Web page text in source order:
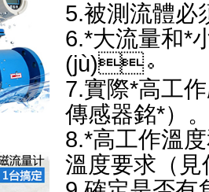
5.被測流體必
6.*大流量和*
(jù)。
7.實際*高工
傳感器銘*）
8.*高工作溫
溫度要求（